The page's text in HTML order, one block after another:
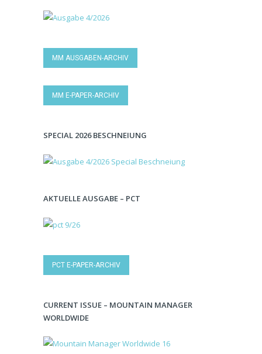
MM AUSGABEN-ARCHIV
MM E-PAPER-ARCHIV
SPECIAL 2026 BESCHNEIUNG
AKTUELLE AUSGABE – PCT
PCT E-PAPER-ARCHIV
CURRENT ISSUE – MOUNTAIN MANAGER
WORLDWIDE